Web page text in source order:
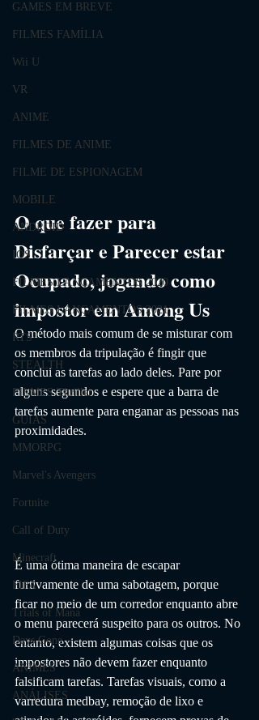
GAMES EM BREVE
FILMES FAMÍLIA
Wii U
VR
ANIME
FILMES DE ANIME
FILME DE ESPIONAGEM
MOBILE
ANDROID
IOS
FILMES LANÇAMENTOS 2020
FILMES LANÇAMENTOS 2021
RTS
STEALTH
FILMES Thriller
GUIAS
MMORPG
Marvel's Avengers
Fortnite
Call of Duty
Minecraft
FIFA
Trials of Mana
Days Gone
ANIMES
ANÁLISES
O que fazer para
Disfarçar e Parecer estar
Ocupado, jogando como
impostor em Among Us
O método mais comum de se misturar com
os membros da tripulação é fingir que
conclui as tarefas ao lado deles. Pare por
alguns segundos e espere que a barra de
tarefas aumente para enganar as pessoas nas
proximidades.
É uma ótima maneira de escapar
furtivamente de uma sabotagem, porque
ficar no meio de um corredor enquanto abre
o menu parecerá suspeito para os outros. No
entanto, existem algumas coisas que os
impostores não devem fazer enquanto
falsificam tarefas. Tarefas visuais, como a
varredura medbay, remoção de lixo e